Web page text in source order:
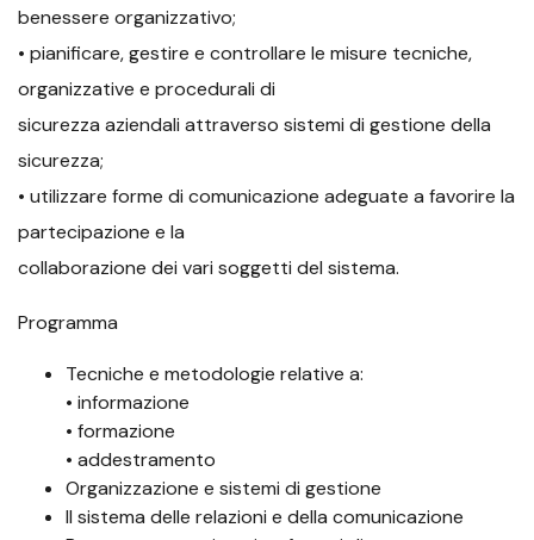
benessere organizzativo;
• pianificare, gestire e controllare le misure tecniche,
organizzative e procedurali di
sicurezza aziendali attraverso sistemi di gestione della
sicurezza;
• utilizzare forme di comunicazione adeguate a favorire la
partecipazione e la
collaborazione dei vari soggetti del sistema.
Programma
Tecniche e metodologie relative a:
• informazione
• formazione
• addestramento
Organizzazione e sistemi di gestione
Il sistema delle relazioni e della comunicazione